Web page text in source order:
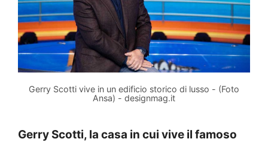
Gerry Scotti vive in un edificio storico di lusso - (Foto
Ansa) - designmag.it
Gerry Scotti, la casa in cui vive il famoso